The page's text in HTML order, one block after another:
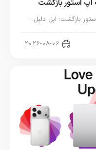
استور بازگشت
بازگشت؛ اپل دلیل…
2026-08-06